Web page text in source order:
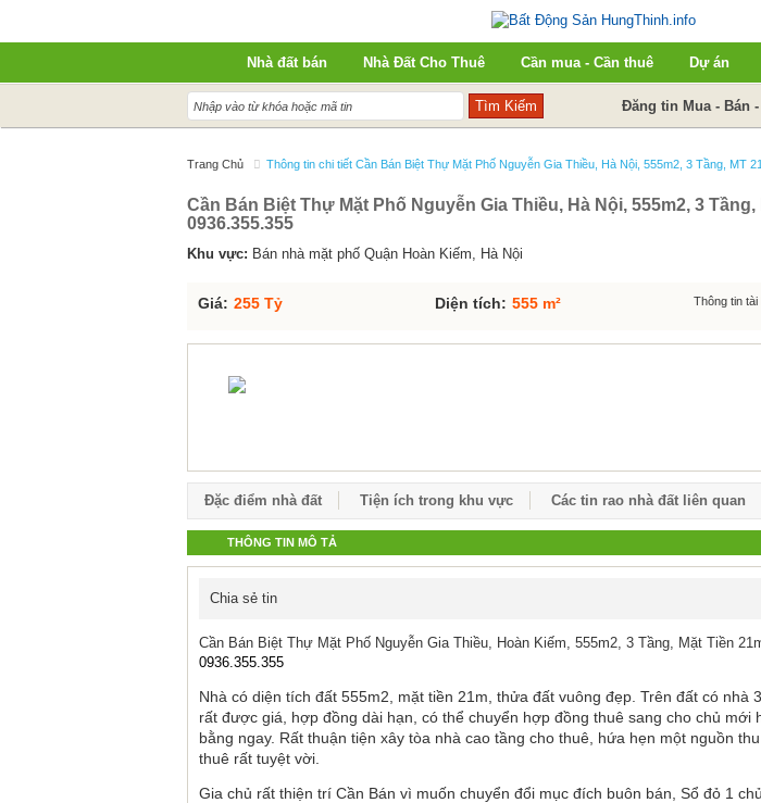
Nhà đất bán Nhà Đất Cho Thuê Cần mua - Cần thuê Dự án
Đăng tin Mua - Bán
Trang Chủ Thông tin chi tiết Cần Bán Biệt Thự Mặt Phố Nguyễn Gia Thiều, Hà Nội, 555m2, 3 Tầng, MT
Cần Bán Biệt Thự Mặt Phố Nguyễn Gia Thiều, Hà Nội, 555m2, 3 Tầng,
0936.355.355
Khu vực: Bán nhà mặt phố Quận Hoàn Kiếm, Hà Nội
Giá: 255 Tỷ Diện tích: 555 m² Thông tin
Đặc điểm nhà đất Tiện ích trong khu vực Các tin rao nhà đất liên quan
THÔNG TIN MÔ TẢ
Chia sẻ tin
Cần Bán Biệt Thự Mặt Phố Nguyễn Gia Thiều, Hoàn Kiếm, 555m2, 3 Tầng, Mặt Tiền
0936.355.355
Nhà có diện tích đất 555m2, mặt tiền 21m, thửa đất vuông đẹp. Trên đất có nhà
rất được giá, hợp đồng dài hạn, có thể chuyển hợp đồng thuê sang cho chủ mới
bằng ngay. Rất thuận tiện xây tòa nhà cao tầng cho thuê, hứa hẹn một nguồn
thuê rất tuyệt vời.
Gia chủ rất thiện trí Cần Bán vì muốn chuyển đổi mục đích buôn bán, Sổ đỏ 1